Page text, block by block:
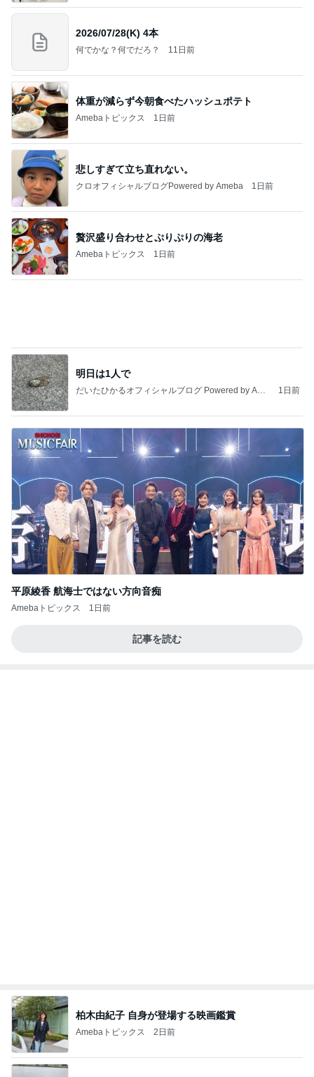
2026/07/28(K) 4本
何でかな？何でだろ？ 11日前
体重が減らず今朝食べたハッシュポテト
Amebaトピックス 1日前
悲しすぎて立ち直れない。
クロオフィシャルブログPowered by Ameba 1日前
贅沢盛り合わせとぷりぷりの海老
Amebaトピックス 1日前
明日は1人で
だいたひかるオフィシャルブログ Powered by Ame
1日前
平原綾香 航海士ではない方向音痴
Amebaトピックス 1日前
記事を読む
柏木由紀子 自身が登場する映画鑑賞
Amebaトピックス 2日前